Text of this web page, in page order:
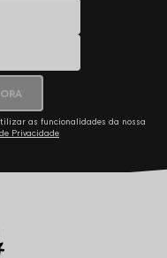
as funcionalidades da nossa
Privacidade